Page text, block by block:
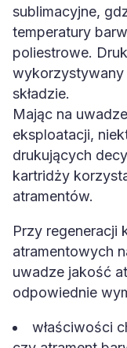
sublimacyjne,
temperatury
poliestrowe.
wykorzystywany
składzie.
Mając na
eksploatacji,
drukujących
kartridży
atramentów.
Przy regeneracji
atramentowych
uwadze jakość
odpowiednie
właściwości